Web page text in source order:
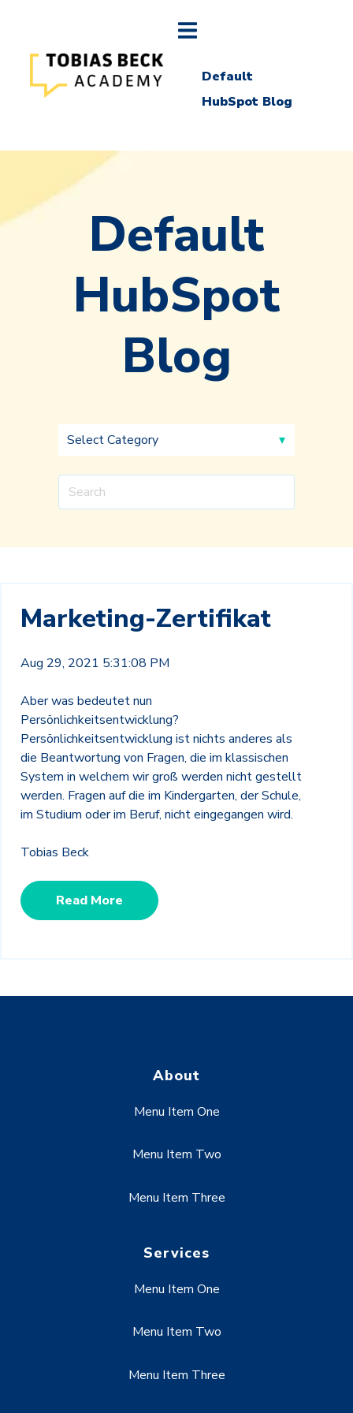
Default
HubSpot Blog
Default
HubSpot
Blog
Marketing-Zertifikat
Aug 29, 2021 5:31:08 PM
Aber was bedeutet nun
Persönlichkeitsentwicklung?
Persönlichkeitsentwicklung ist nichts anderes als
die Beantwortung von Fragen, die im klassischen
System in welchem wir groß werden nicht gestellt
werden. Fragen auf die im Kindergarten, der Schule,
im Studium oder im Beruf, nicht eingegangen wird.
Tobias Beck
Read More
About
Menu Item One
Menu Item Two
Menu Item Three
Services
Menu Item One
Menu Item Two
Menu Item Three